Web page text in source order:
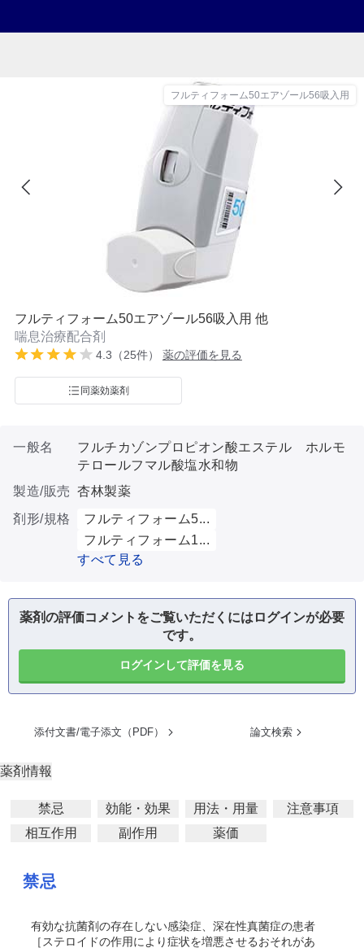
フルティフォーム50エアゾール56吸入用
フルティフォーム50エアゾール56吸入用 他
喘息治療配合剤
4.3（25件） 薬の評価を見る
同薬効薬剤
一般名
フルチカゾンプロピオン酸エステル ホルモ
テロールフマル酸塩水和物
製造/販売 杏林製薬
剤形/規格
フルティフォーム5...
フルティフォーム1...
すべて見る
薬剤の評価コメントをご覧いただくにはログインが必要
です。
ログインして評価を見る
添付文書/電子添文（PDF） 論文検索
薬剤情報
禁忌 効能・効果 用法・用量
注意事項
相互作用
副作用 薬価
禁忌
有効な抗菌剤の存在しない感染症、深在性真菌症の患者
［ステロイドの作用により症状を増悪させるおそれがあ